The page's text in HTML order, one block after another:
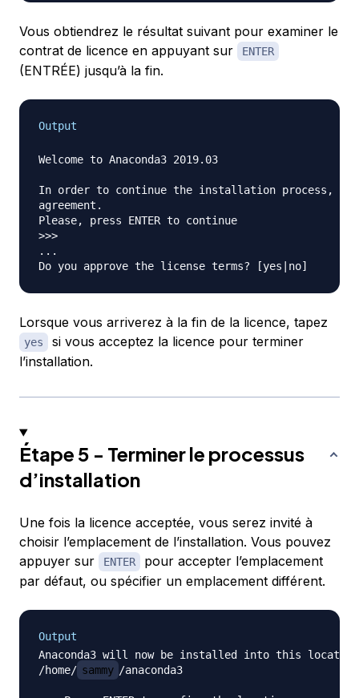
Vous obtiendrez le résultat suivant pour examiner le
contrat de licence en appuyant sur
ENTER
(ENTRÉE) jusqu’à la fin.
Output
Welcome to Anaconda3 2019.03
In order to continue the installation process,
agreement.
Please, press ENTER to continue
>>>
...
Lorsque vous arriverez à la fin de la licence, tapez
yes
si vous acceptez la licence pour terminer
l’installation.
Étape 5 - Terminer le processus
d’installation
Une fois la licence acceptée, vous serez invité à
choisir l’emplacement de l’installation. Vous pouvez
appuyer sur
ENTER
pour accepter l’emplacement
par défaut, ou spécifier un emplacement différent.
Output
Anaconda3 will now be installed into this
/home/ sammy /anaconda3